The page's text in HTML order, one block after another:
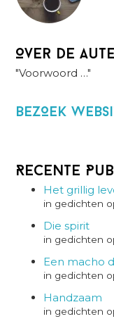
Over de
"Voorwoord …"
BezOek
Recente
Het grillig
in gedichten
Die spirit
in gedichten
Een macho
in gedichten
Handzaam
in gedichten